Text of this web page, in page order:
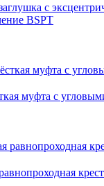
с
BSPT
муфта с